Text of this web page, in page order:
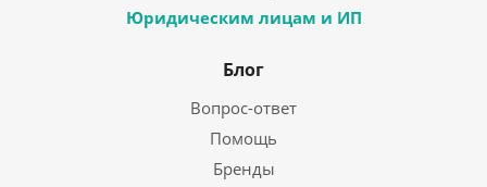
Юридическим лицам и ИП
Блог
Вопрос-ответ
Помощь
Бренды